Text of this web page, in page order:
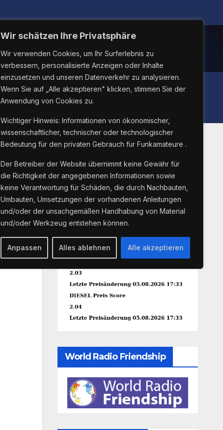
Wir schätzen Ihre Privatsphäre
Wir verwenden Cookies, um Ihr Surferlebnis zu
verbessern, personalisierte Anzeigen oder Inhalte
einzusetzen und unseren Datenverkehr zu analysieren.
Wenn Sie auf „Alle akzeptieren" klicken, stimmen Sie der
Anwendung von Cookies zu.
Wichtiger Hinweis: Informationen von ökonomischer,
wissenschaftlicher, technischer oder technologischer
Bedeutung für den privaten Gebrauch für Funkamateure .
Der Betreiber der Website übernimmt keine Gewähr für
die Richtigkeit der angegebenen Informationen sowie
keine Verantwortung für Schäden, die durch Nachbauten,
Umbauten, Umsetzungen der vorhandenen Anleitungen
und/oder der unsachgemäßen Handhabung von Material
und/oder Werkzeug entstehen können.
Anpassen Alles ablehnen Alle akzeptieren
LINUX26
Suche Innnerhalb Der
Webseite
World Radio Friendship